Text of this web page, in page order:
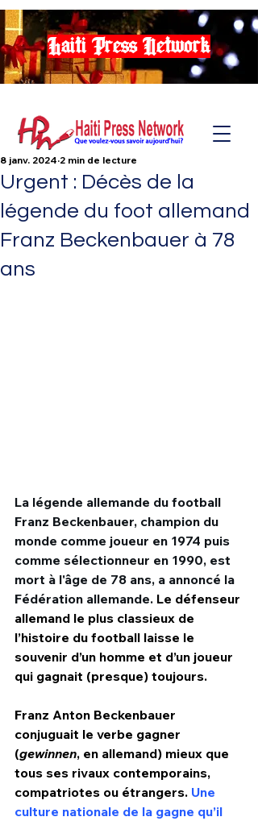
Haiti Press Network
HPN Live
Urgent : Décès de la
légende du foot allemand
Franz Beckenbauer à 78
ans
8 janv. 2024 2 min de lecture
La légende allemande du football
Franz Beckenbauer, champion du
monde comme joueur en 1974 puis
comme sélectionneur en 1990, est
mort à l'âge de 78 ans, a annoncé la
Fédération allemande. Le défenseur
allemand le plus classieux de
l’histoire du football laisse le
souvenir d’un homme et d’un joueur
qui gagnait (presque) toujours.
Franz Anton Beckenbauer
conjuguait le verbe gagner
(gewinnen, en allemand) mieux que
tous ses rivaux contemporains,
compatriotes ou étrangers. Une
culture nationale de la gagne qu’il